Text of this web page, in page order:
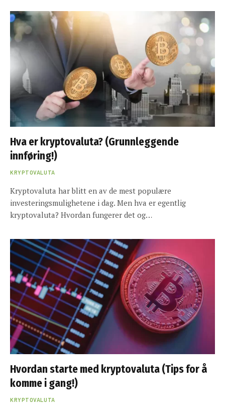
Hva er kryptovaluta? (Grunnleggende
innføring!)
KRYPTOVALUTA
Kryptovaluta har blitt en av de mest populære
investeringsmulighetene i dag. Men hva er egentlig
kryptovaluta? Hvordan fungerer det og…
Hvordan starte med kryptovaluta (Tips for å
komme i gang!)
KRYPTOVALUTA